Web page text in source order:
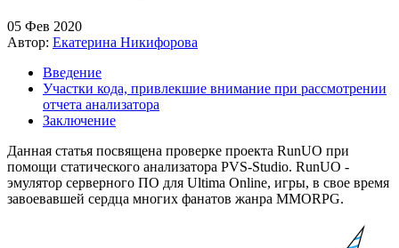
05 Фев 2020
Автор: Екатерина Никифорова
Введение
Участки кода, привлекшие внимание при рассмотрении
отчета анализатора
Заключение
Данная статья посвящена проверке проекта RunUO при
помощи статического анализатора PVS-Studio. RunUO -
эмулятор серверного ПО для Ultima Online, игры, в свое время
завоевавшей сердца многих фанатов жанра MMORPG.